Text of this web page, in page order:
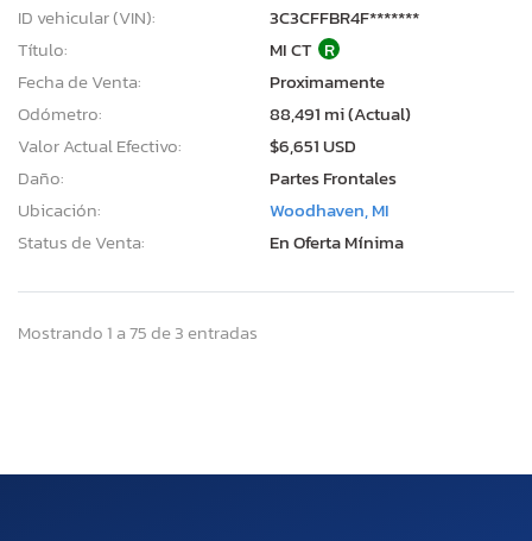
ID vehicular (VIN):
3C3CFFBR4F*******
Título:
MI CT R
Fecha de Venta:
Proximamente
Odómetro:
88,491 mi (Actual)
Valor Actual Efectivo:
$6,651 USD
Daño:
Partes Frontales
Ubicación:
Woodhaven, MI
Status de Venta:
En Oferta Mínima
Mostrando 1 a 75 de 3 entradas